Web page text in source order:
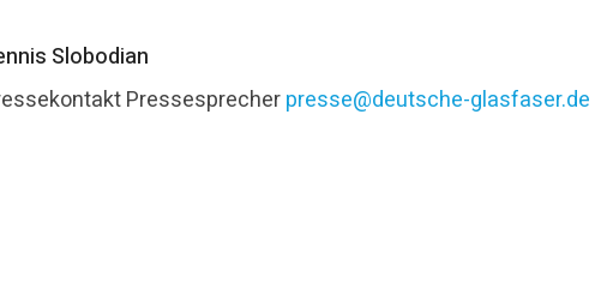
Slobodian
Pressesprecherpresse@deutsche-glasfaser.de